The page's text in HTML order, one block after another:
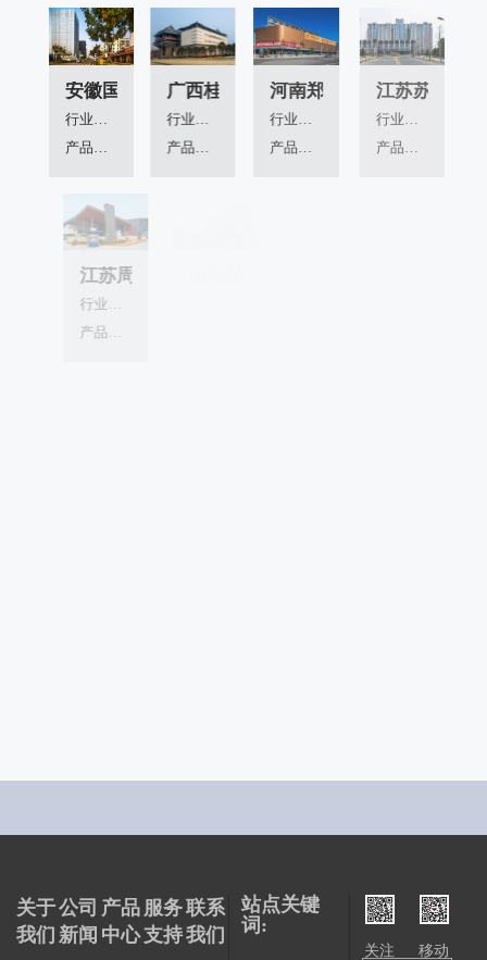
安徽国资委大厦广西桂林一院两馆河南郑州绿地中心
行业领域：
产品应用：
江苏苏州明基
行业领域：
产品应用：
江苏周市文体中心
行业领域：
产品应用：
关于
我们
公司
新闻
产品
中心
服务
支持
联系
我们
站点关键
词:
关注
移动